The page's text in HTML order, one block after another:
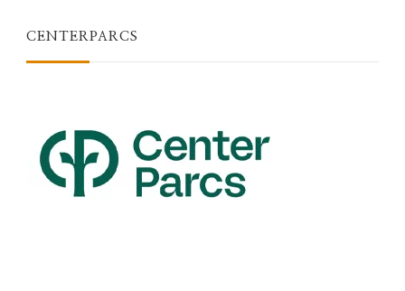
CENTERPARCS